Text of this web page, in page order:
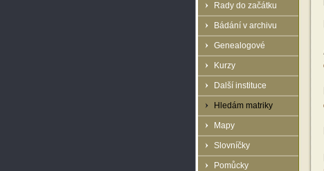
Rady do začátku
Bádání v archivu
Genealogové
Kurzy
Další instituce
Hledám matriky
Mapy
Slovníčky
Pomůcky